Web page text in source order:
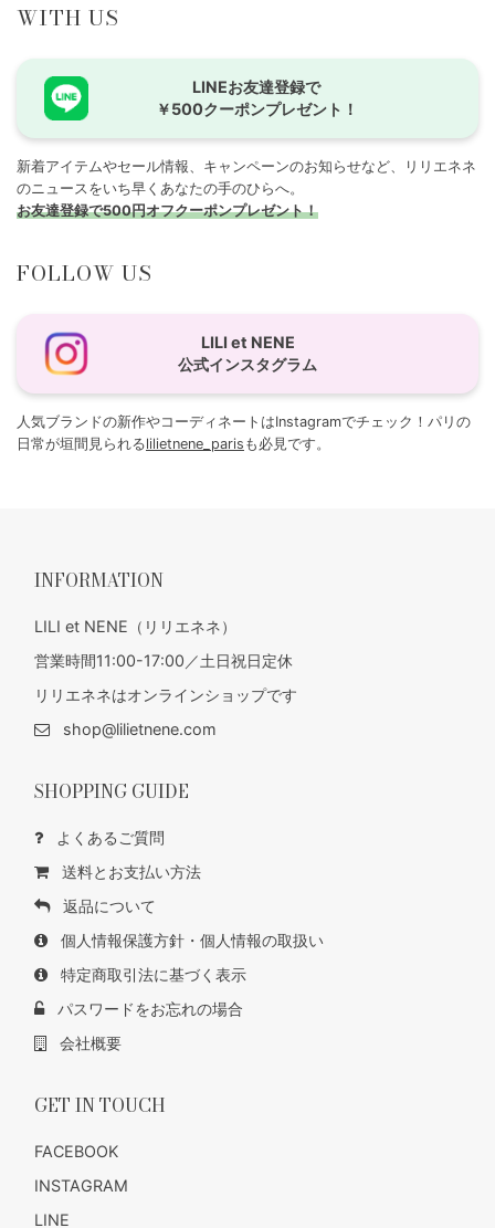
WITH US
LINEお友達登録で
￥500クーポンプレゼント！
新着アイテムやセール情報、キャンペーンのお知らせなど、リリエネネ
のニュースをいち早くあなたの手のひらへ。
お友達登録で500円オフクーポンプレゼント！
FOLLOW US
LILI et NENE
公式インスタグラム
人気ブランドの新作やコーディネートはInstagramでチェック！パリの
日常が垣間見られるlilietnene_paris も必見です。
INFORMATION
LILI et NENE（リリエネネ）
営業時間11:00-17:00／土日祝日定休
リリエネネはオンラインショップです
shop@lilietnene.com
SHOPPING GUIDE
よくあるご質問
送料とお支払い方法
返品について
個人情報保護方針・個人情報の取扱い
特定商取引法に基づく表示
パスワードをお忘れの場合
会社概要
GET IN TOUCH
FACEBOOK
INSTAGRAM
LINE